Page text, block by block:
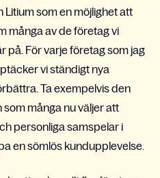
som en möjlighet att
många av de företag vi
på. För varje företag som jag
vi ständigt nya
Ta exempelvis den
många nu väljer att
personliga samspelar i
en sömlös kundupplevelse.